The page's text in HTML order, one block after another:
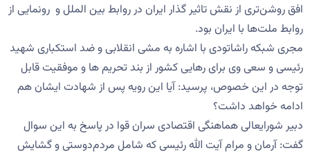
افق روشن‌تری از نقش تاثیر گذار ایران در روابط بین الملل و رونمایی از
روابط ملت‌ها با ایران بود.
مجری شبکه راشاتودی با اشاره به مشی انقلابی و ضد استکباری شهید
رئیسی و سعی وی برای رهایی کشور از بند تحریم ها و موفقیت قابل
توجه در این خصوص، پرسید: آیا این رویه پس از شهادت ایشان هم
ادامه خواهد داشت؟
دبیر شورایعالی هماهنگی اقتصادی سران قوا در پاسخ به این سوال
گفت: آرمان و مرام آیت الله رئیسی که شامل مردم‌دوستی و گشایش